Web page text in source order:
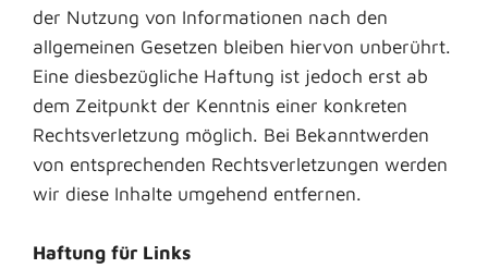
der Nutzung von Informationen nach den
allgemeinen Gesetzen bleiben hiervon unberührt.
Eine diesbezügliche Haftung ist jedoch erst ab
dem Zeitpunkt der Kenntnis einer konkreten
Rechtsverletzung möglich. Bei Bekanntwerden
von entsprechenden Rechtsverletzungen werden
wir diese Inhalte umgehend entfernen.
Haftung für Links